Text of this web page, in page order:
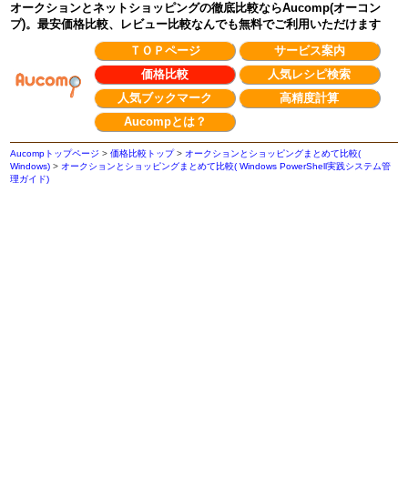
オークションとネットショッピングの徹底比較ならAucomp(オーコン
プ)。最安価格比較、レビュー比較なんでも無料でご利用いただけます
ＴＯＰページ
サービス案内
価格比較
人気レシピ検索
人気ブックマーク
高精度計算
Aucompとは？
Aucompトップページ >価格比較トップ> オークションとショッピングまとめて比較(
Windows) > オークションとショッピングまとめて比較( Windows PowerShell実践システム管
理ガイド)